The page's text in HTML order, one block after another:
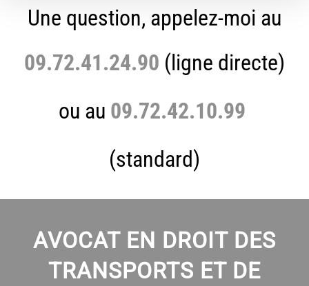
Une question, appelez-moi au
09.72.41.24.90 (ligne directe)
ou au 09.72.42.10.99
(standard)
AVOCAT EN DROIT DES
TRANSPORTS ET DE